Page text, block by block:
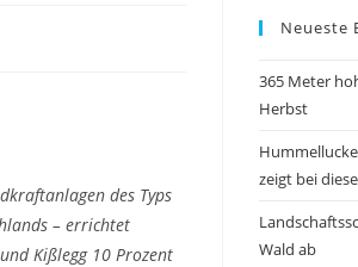
des Typs
– errichtet
Kißlegg 10 Prozent
Neueste
365 Meter
Herbst
zeigt bei
Wald ab